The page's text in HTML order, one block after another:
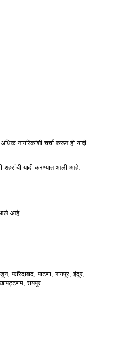
नागरिकांशी चर्चा करून ही यादी
शहरांची यादी करण्यात आली आहे.
आले आहे.
फरिदाबाद, पाटणा, नागपूर, इंदूर,
रायपूर